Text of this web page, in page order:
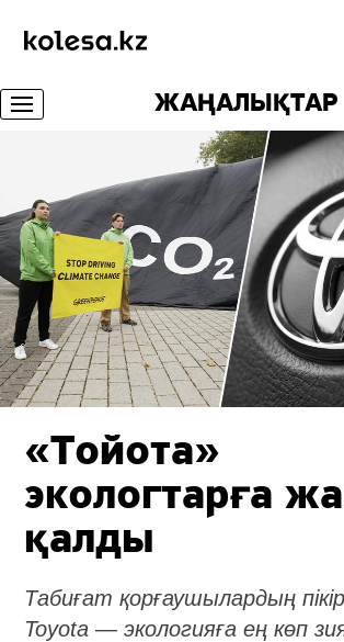
ЖАҢАЛЫҚТАР
«Тойота»
экологтарға
қалды
Табиғат қорғаушылардың
Toyota — экологияға ең көп